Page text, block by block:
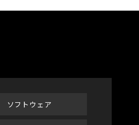
ソフトウェア